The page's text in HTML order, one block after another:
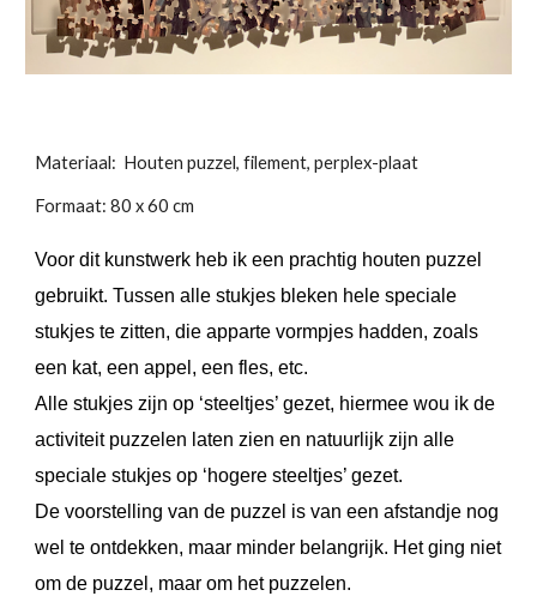
Materiaal: Houten puzzel, filement, perplex-plaat
Formaat: 80 x 60 cm
Voor dit kunstwerk heb ik een prachtig houten puzzel
gebruikt. Tussen alle stukjes bleken hele speciale
stukjes te zitten, die apparte vormpjes hadden, zoals
een kat, een appel, een fles, etc.
Alle stukjes zijn op ‘steeltjes’ gezet, hiermee wou ik de
activiteit puzzelen laten zien en natuurlijk zijn alle
speciale stukjes op ‘hogere steeltjes’ gezet.
De voorstelling van de puzzel is van een afstandje nog
wel te ontdekken, maar minder belangrijk. Het ging niet
om de puzzel, maar om het puzzelen.